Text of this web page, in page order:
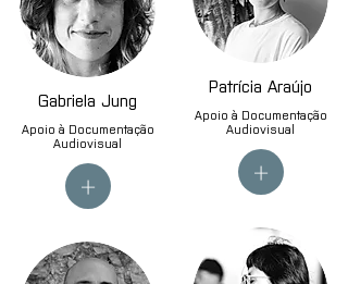
Gabriela Jung
Apoio à Documentação
Audiovisual
+
Patrícia Araújo
Apoio à Documentação
Audiovisual
+